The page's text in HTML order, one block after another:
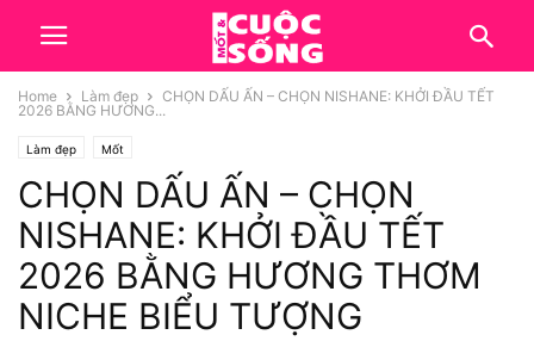
Home Làm đẹp
CHỌN DẤU ẤN – CHỌN NISHANE: KHỞI ĐẦU TẾT
2026 BẰNG HƯƠNG...
Làm đẹp Mốt
CHỌN DẤU ẤN – CHỌN
NISHANE: KHỞI ĐẦU TẾT
2026 BẰNG HƯƠNG THƠM
NICHE BIỂU TƯỢNG